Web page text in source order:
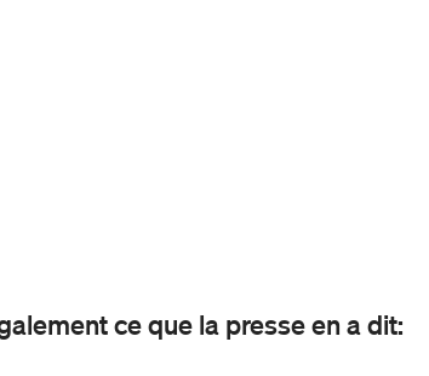
ce que la presse en a dit: